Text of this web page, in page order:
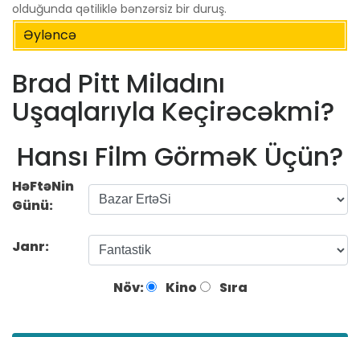
olduğunda qətiliklə bənzərsiz bir duruş.
Əyləncə
Brad Pitt Miladını
Uşaqlarıyla Keçirəcəkmi?
Hansı Film GörməK Üçün?
HəFtəNin
Günü:
Janr:
Növ: Kino Sıra